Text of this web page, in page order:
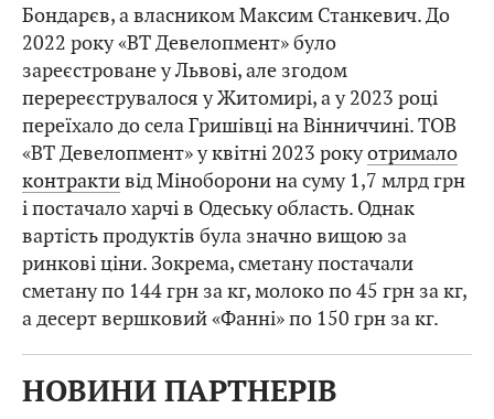
Бондарєв, а власником Максим Станкевич. До
2022 року «ВТ Девелопмент» було
зареєстроване у Львові, але згодом
перереєструвалося у Житомирі, а у 2023 році
переїхало до села Гришівці на Вінниччині. ТОВ
«ВТ Девелопмент» у квітні 2023 рокуотримало
контрактивід Міноборони на суму 1,7 млрд грн
і постачало харчі в Одеську область. Однак
вартість продуктів була значно вищою за
ринкові ціни. Зокрема, сметану постачали
сметану по 144 грн за кг, молоко по 45 грн за кг,
а десерт вершковий «Фанні» по 150 грн за кг.
НОВИНИ ПАРТНЕРІВ